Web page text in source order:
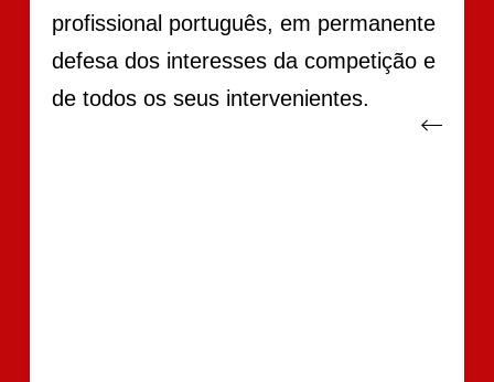
profissional português, em permanente
defesa dos interesses da competição e
de todos os seus intervenientes.